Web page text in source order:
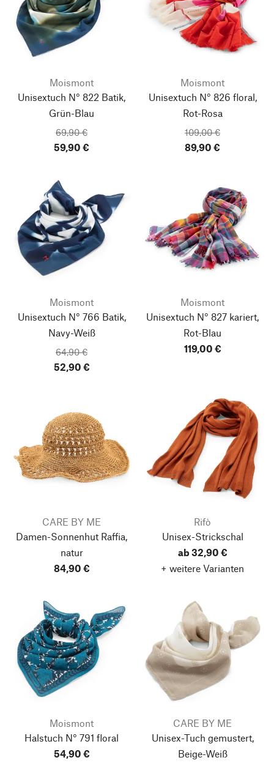
Moismont
Unisextuch N° 822 Batik,
Grün-Blau
69,90 €
59,90 €
Moismont
Unisextuch N° 826 floral,
Rot-Rosa
109,00 €
89,90 €
Moismont
Unisextuch N° 766 Batik,
Navy-Weiß
64,90 €
52,90 €
Moismont
Unisextuch N° 827 kariert,
Rot-Blau
119,00 €
CARE BY ME
Damen-Sonnenhut Raffia,
natur
84,90 €
Rifò
Unisex-Strickschal
ab 32,90 €
+ weitere Varianten
Moismont
Halstuch N° 791 floral
54,90 €
CARE BY ME
Unisex-Tuch gemustert,
Beige-Weiß